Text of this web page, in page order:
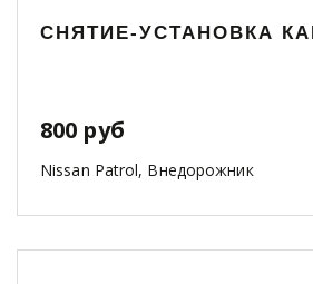
СНЯТИЕ-УСТАНОВКА
800 руб
Nissan Patrol, Внедорожник